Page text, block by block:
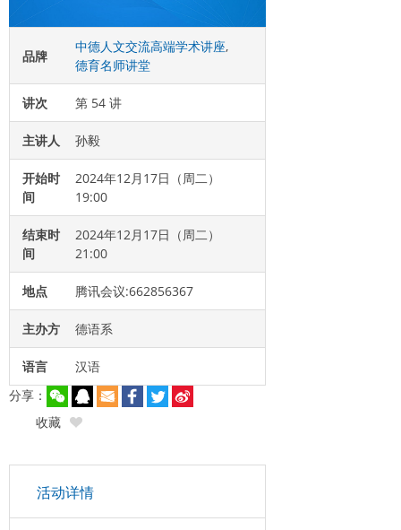
品牌
中德人文交流高端学术讲座,
德育名师讲堂
讲次 第 54 讲
主讲人 孙毅
开始时
间
2024年12月17日（周二）
19:00
结束时
间
2024年12月17日（周二）
21:00
地点 腾讯会议:662856367
主办方 德语系
语言
汉语
分享：
收藏
活动详情